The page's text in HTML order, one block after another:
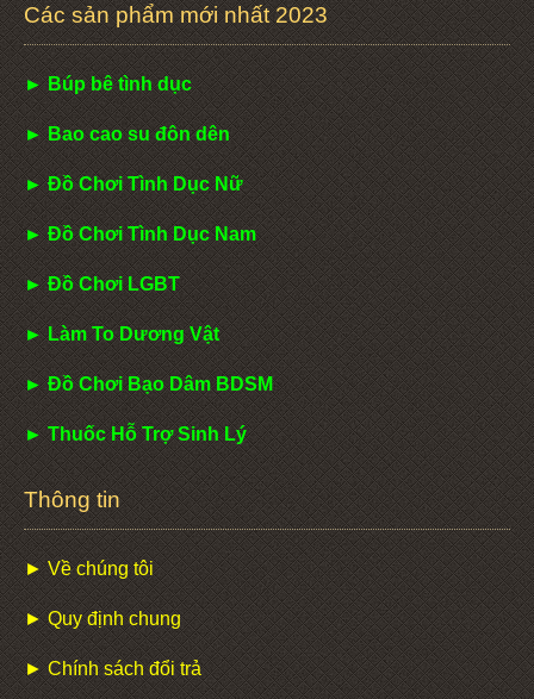
Các sản phẩm mới nhất 2023
► Búp bê tình dục
► Bao cao su đôn dên
► Đồ Chơi Tình Dục Nữ
► Đồ Chơi Tình Dục Nam
► Đồ Chơi LGBT
► Làm To Dương Vật
► Đồ Chơi Bạo Dâm BDSM
► Thuốc Hỗ Trợ Sinh Lý
Thông tin
► Về chúng tôi
► Quy định chung
► Chính sách đổi trả